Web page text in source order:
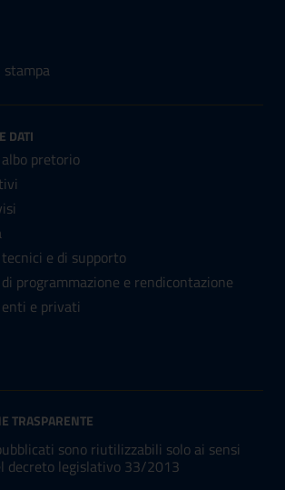
stampa
DATI
pretorio
e di supporto
programmazione e rendicontazione
e privati
TRASPARENTE
sono riutilizzabili solo ai sensi
decreto legislativo 33/2013